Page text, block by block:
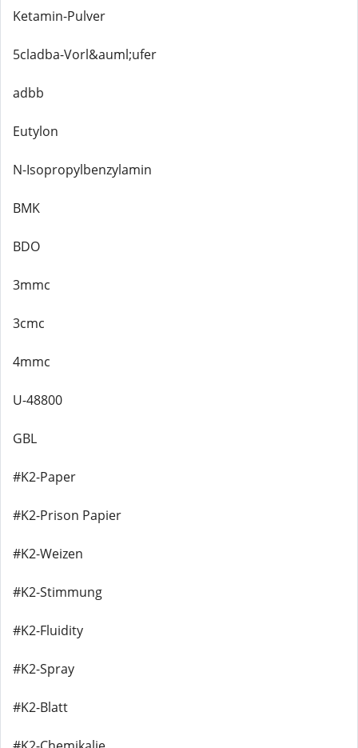
Ketamin-Pulver
5cladba-Vorl&auml;ufer
adbb
Eutylon
N-Isopropylbenzylamin
BMK
BDO
3mmc
3cmc
4mmc
U-48800
GBL
#K2-Paper
#K2-Prison Papier
#K2-Weizen
#K2-Stimmung
#K2-Fluidity
#K2-Spray
#K2-Blatt